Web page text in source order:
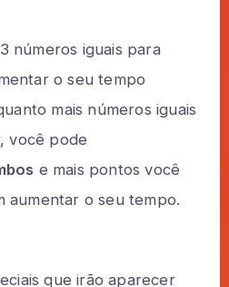
números iguais para
o seu tempo
mais números iguais
você pode
e mais pontos você
aumentar o seu tempo.
que irão aparecer